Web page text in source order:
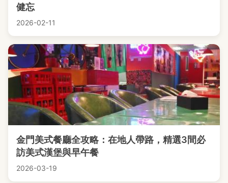
健忘
2026-02-11
金門美式餐廳全攻略：在地人帶路，精選3間必
訪美式漢堡與早午餐
2026-03-19